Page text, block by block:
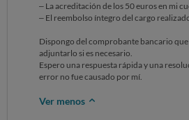
– La acreditación de los 50 euros en mi
– El reembolso íntegro del cargo
Dispongo del comprobante bancario
adjuntarlo si es necesario.
Espero una respuesta rápida y una
error no fue causado por mí.
Ver menos